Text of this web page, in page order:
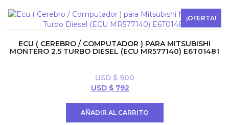
$ 800.
$ 700.
¡OFERTA!
ECU ( CEREBRO / COMPUTADOR ) PARA MITSUBISHI
MONTERO 2.5 TURBO DIESEL (ECU MR577140) E6T01481
USD $900
El
era:
USD $792El
es:
AÑADIR AL CARRITO